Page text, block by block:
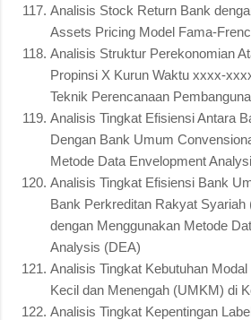
Analisis Stock Return Bank
Assets Pricing Model Fama-
Analisis Struktur Perekonomian
Propinsi X Kurun Waktu xxxx-
Teknik Perencanaan
Analisis Tingkat Efisiensi Antara
Dengan Bank Umum
Metode Data Envelopment
Analisis Tingkat Efisiensi Bank
Bank Perkreditan Rakyat Syariah
dengan Menggunakan Metode
Analysis (DEA)
Analisis Tingkat Kebutuhan
Kecil dan Menengah (UMKM) di
Analisis Tingkat Kepentingan